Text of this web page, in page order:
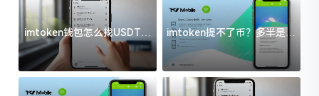
imtoken钱包怎么找USDT地
址？三步搞定不踩坑
imtoken提不了币？多半是这
几件事没处理好